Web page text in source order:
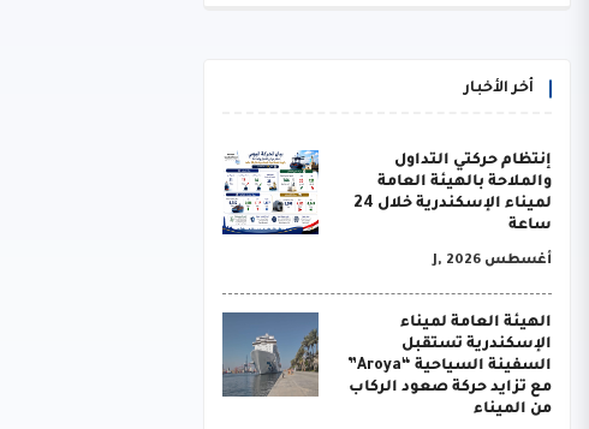
أخر الأخبار
إنتظام حركتي التداول
والملاحة بالهيئة العامة
لميناء الإسكندرية خلال 24
ساعة
أغسطس J, 2026
الهيئة العامة لميناء
الإسكندرية تستقبل
السفينة السياحية “Aroya”
مع تزايد حركة صعود الركاب
من الميناء